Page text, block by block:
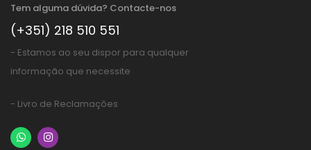
Tem alguma dúvida? Contacte-nos
(+351) 218 510 551
- Estamos ao seu dispor para qualquer
informação que necessite
- Livro de Reclamações